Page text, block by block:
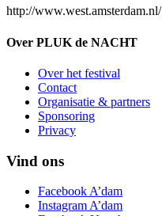
http://www.west.amsterdam.nl/
Over PLUK de NACHT
Over het festival
Contact
Organisatie & partners
Sponsoring
Privacy
Vind ons
Facebook A’dam
Instagram A’dam